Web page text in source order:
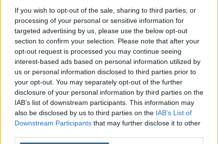
If you wish to opt-out of the sale, sharing to third parties, or
processing of your personal or sensitive information for
targeted advertising by us, please use the below opt-out
section to confirm your selection. Please note that after your
opt-out request is processed you may continue seeing
interest-based ads based on personal information utilized by
us or personal information disclosed to third parties prior to
your opt-out. You may separately opt-out of the further
disclosure of your personal information by third parties on the
IAB’s list of downstream participants. This information may
also be disclosed by us to third parties on the IAB’s List of
Downstream Participants that may further disclose it to other
contracte având ca obiect construcţia şi
vânzarea unor apartamente în Timişoara.
Inculpaţii au produs persoanelor înşelate
un prejudiciu în valoare totală de 2.963.827
de euro, reprezentând sumele de bani
încasate cu titlu de plată integrală sau
avans din preţul de vânzare – cumpărare a
locuinţelor contractate, potrivit